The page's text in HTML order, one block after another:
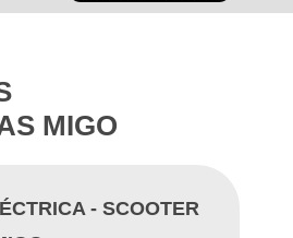
MIGO
- SCOOTER